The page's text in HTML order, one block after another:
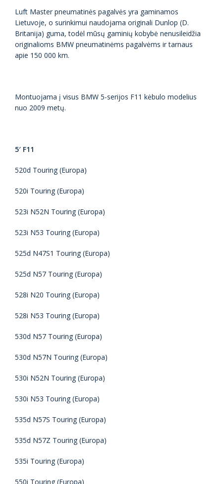
Luft Master pneumatinės pagalvės yra gaminamos
Lietuvoje, o surinkimui naudojama originali Dunlop (D.
Britanija) guma, todėl mūsų gaminių kobybė nenusileidžia
originalioms BMW pneumatinėms pagalvėms ir tarnaus
apie 150 000 km.
Montuojama į visus BMW 5-serijos F11 kėbulo modelius
nuo 2009 metų.
5′ F11
520d Touring (Europa)
520i Touring (Europa)
523i N52N Touring (Europa)
523i N53 Touring (Europa)
525d N47S1 Touring (Europa)
525d N57 Touring (Europa)
528i N20 Touring (Europa)
528i N53 Touring (Europa)
530d N57 Touring (Europa)
530d N57N Touring (Europa)
530i N52N Touring (Europa)
530i N53 Touring (Europa)
535d N57S Touring (Europa)
535d N57Z Touring (Europa)
535i Touring (Europa)
550i Touring (Europa)